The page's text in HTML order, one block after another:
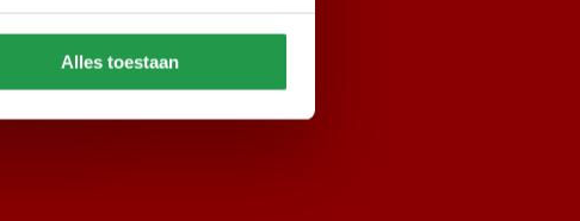
Alles toestaan
Abonneer